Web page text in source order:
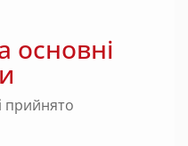
основні
прийнято